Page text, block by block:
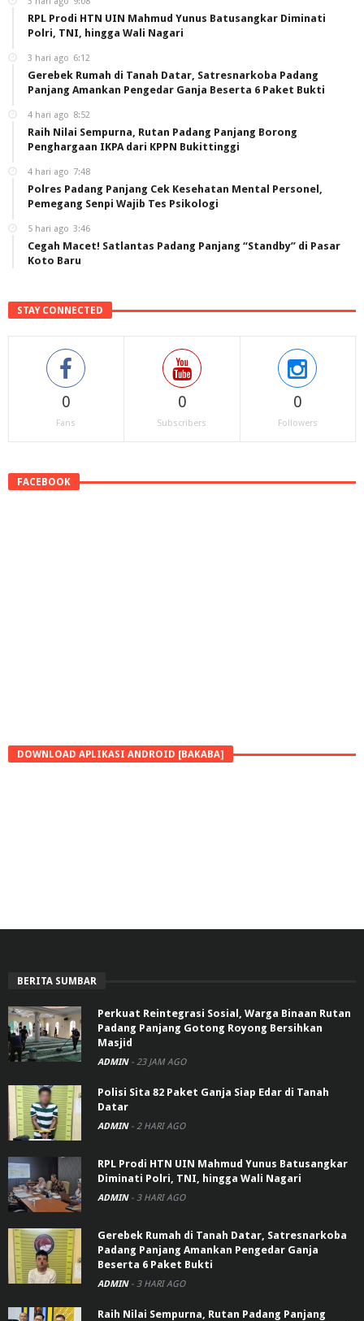
RPL Prodi HTN UIN Mahmud Yunus Batusangkar Diminati
Polri, TNI, hingga Wali Nagari
3 hari ago 6:12
Gerebek Rumah di Tanah Datar, Satresnarkoba Padang
Panjang Amankan Pengedar Ganja Beserta 6 Paket Bukti
4 hari ago 8:52
Raih Nilai Sempurna, Rutan Padang Panjang Borong
Penghargaan IKPA dari KPPN Bukittinggi
4 hari ago 7:48
Polres Padang Panjang Cek Kesehatan Mental Personel,
Pemegang Senpi Wajib Tes Psikologi
5 hari ago 3:46
Cegah Macet! Satlantas Padang Panjang “Standby” di Pasar
Koto Baru
STAY CONNECTED
0
Fans
0
Subscribers
0
Followers
FACEBOOK
DOWNLOAD APLIKASI ANDROID [BAKABA]
BERITA SUMBAR
Perkuat Reintegrasi Sosial, Warga Binaan Rutan
Padang Panjang Gotong Royong Bersihkan
Masjid
ADMIN - 23 JAM AGO
Polisi Sita 82 Paket Ganja Siap Edar di Tanah
Datar
ADMIN - 2 HARI AGO
RPL Prodi HTN UIN Mahmud Yunus Batusangkar
Diminati Polri, TNI, hingga Wali Nagari
ADMIN - 3 HARI AGO
Gerebek Rumah di Tanah Datar, Satresnarkoba
Padang Panjang Amankan Pengedar Ganja
Beserta 6 Paket Bukti
ADMIN - 3 HARI AGO
Raih Nilai Sempurna, Rutan Padang Panjang